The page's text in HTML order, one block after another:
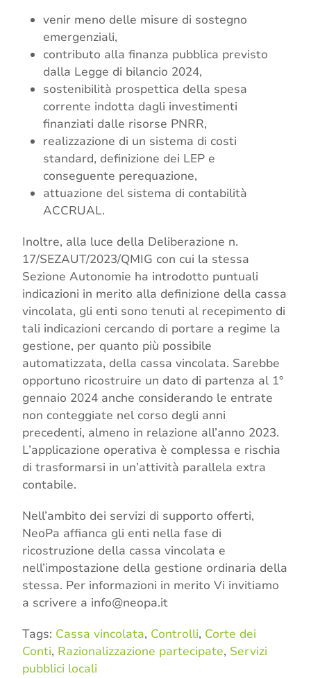
venir meno delle misure di sostegno
emergenziali,
contributo alla finanza pubblica previsto
dalla Legge di bilancio 2024,
sostenibilità prospettica della spesa
corrente indotta dagli investimenti
finanziati dalle risorse PNRR,
realizzazione di un sistema di costi
standard, definizione dei LEP e
conseguente perequazione,
attuazione del sistema di contabilità
ACCRUAL.
Inoltre, alla luce della Deliberazione n.
17/SEZAUT/2023/QMIG con cui la stessa
Sezione Autonomie ha introdotto puntuali
indicazioni in merito alla definizione della cassa
vincolata, gli enti sono tenuti al recepimento di
tali indicazioni cercando di portare a regime la
gestione, per quanto più possibile
automatizzata, della cassa vincolata. Sarebbe
opportuno ricostruire un dato di partenza al 1°
gennaio 2024 anche considerando le entrate
non conteggiate nel corso degli anni
precedenti, almeno in relazione all’anno 2023.
L’applicazione operativa è complessa e rischia
di trasformarsi in un’attività parallela extra
contabile.
Nell’ambito dei servizi di supporto offerti,
NeoPa affianca gli enti nella fase di
ricostruzione della cassa vincolata e
nell’impostazione della gestione ordinaria della
stessa. Per informazioni in merito Vi invitiamo
a scrivere a info@neopa.it
Tags: Cassa vincolata, Controlli, Corte dei
Conti, Razionalizzazione partecipate, Servizi
pubblici locali